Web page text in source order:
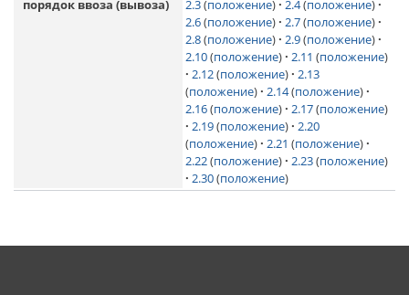
порядок ввоза (вывоза)
2.3(положение) 2.4(положение)
2.6(положение) 2.7(положение)
2.8(положение) 2.9(положение)
2.10(положение) 2.11 (положение)
2.12(положение) 2.13
(положение) 2.14(положение)
2.16(положение) 2.17(положение)
2.19(положение) 2.20
(положение) 2.21 (положение)
2.22(положение) 2.23(положение)
2.30(положение)